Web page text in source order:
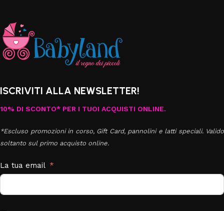
ISCRIVITI ALLA NEWSLETTER!
10% DI SCONTO* PER I TUOI ACQUISTI ONLINE.
*Escluso promozioni in corso, Gift Card, pannolini e latti speciali. Valido
soltanto sul primo acquisto online.
La tua email